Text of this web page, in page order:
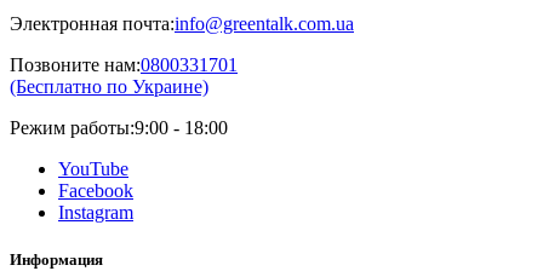
Электронная почта:info@greentalk.com.ua
Позвоните нам:0800331701
(Бесплатно по Украине)
Режим работы:9:00 - 18:00
YouTube
Facebook
Instagram
Информация